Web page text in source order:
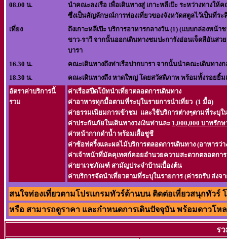
08.00 น.
นำคณะลงเรือ เพื่อเดินทางสู่ เกาะหลีเป๊ะ ระหว่างทางให้
ซึ่งเป็นสัญลักษณ์การท่องเที่ยวของจังหวัดสตูลไว้เป็นที่ระ
เที่ยง
ถึงเกาะหลีเป๊ะ บริการอาหารกลางวัน (1) (แบบกล่องหน้า
ขาว-ราวี จากนั้นออกเดินทางชมปะการังอ่อนเจ็ดสีอันสว
บารา
16.30 น.
คณะเดินทางถึงท่าเรือปากบารา จากนั้นนำคณะเดินทาง
18.30 น.
คณะเดินทางถึง หาดใหญ่ โดยสวัสดิภาพ พร้อมทั้งรอยยิ้
อัตราค่าบริการนี้
รวม
ค่าเรือสปีดโบ้ทนำเที่ยวตลอดการเดินทาง
ค่าอาหารทุกมื้อตามที่ระบุในรายการนำเที่ยว (1 มื้อ)
ค่าธรรมเนียมการเข้าชม และใช้บริการต่างๆตามที่ระบุใ
ค่าประกันภัยในเดินทางวงเงินท่านละ 1,000,000 บาทรัก
ค่าหน้ากากดำน้ำ พร้อมเสื้อชูชี
ค่าซ้อฟดริ้งและผลไม้บริการตลอดการเดินทาง (อาหารว่า
ค่าเจ้าหน้าที่มัคคุเทศก์คอยอำนวยความสะดวกตลอดกา
ค่ายาเวชภัณฑ์ สามัญประจำบ้านเบื้องต้น
ค่าบริการจัดนำเที่ยวตามที่ระบุในรายการ (ค่ารถรับ ส่งจ
สนใจท่องเที่ยวตามโปรแกรมทัวร์ด้านบน ติดต่อเที่ยวสนุกทัวร์ โ
หรือ สามารถดูราคา และกำหนดการเดินปัจจุบัน พร้อมดาวโ
ร